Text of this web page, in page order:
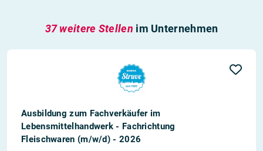
37 weitere Stellen im Unternehmen
Ausbildung zum Fachverkäufer im
Lebensmittelhandwerk - Fachrichtung
Fleischwaren (m/w/d) - 2026